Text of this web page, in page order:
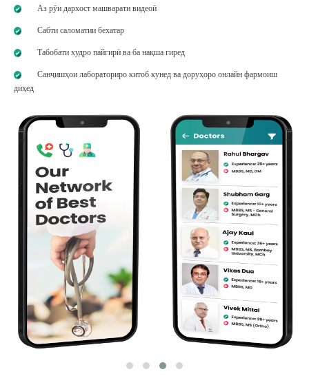
Аз рӯи дархост машварати видеоӣ
Сабти саломатии бехатар
Табобати худро пайгирӣ ва ба нақша гиред
Санҷишҳои лабораториро китоб кунед ва доруҳоро онлайн фармоиш
диҳед